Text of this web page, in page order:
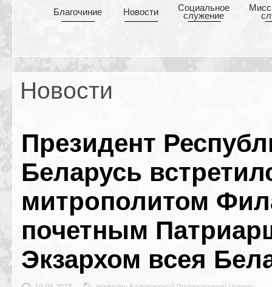
Благочиние Новости Cоциальное
служение
Новости
Президент
Беларусь
митрополитом
почетным
Экзархом всея